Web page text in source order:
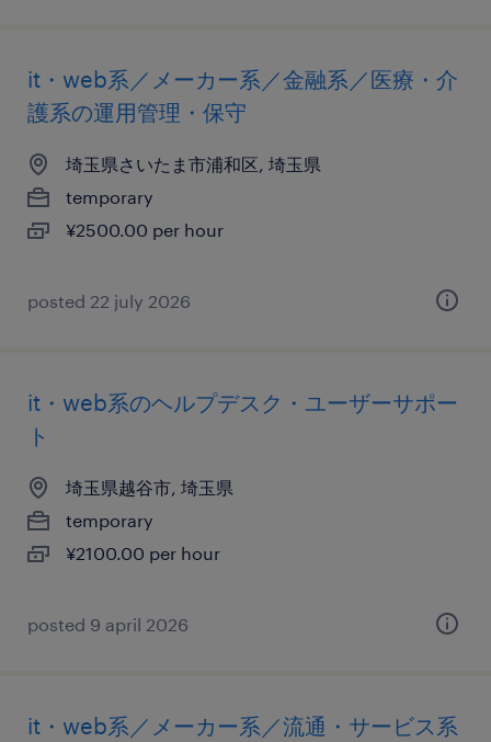
it・web系／メーカー系／金融系／医療・介
護系の運用管理・保守
埼玉県さいたま市浦和区, 埼玉県
temporary
¥2500.00 per hour
posted 22 july 2026
it・web系のヘルプデスク・ユーザーサポー
ト
埼玉県越谷市, 埼玉県
temporary
¥2100.00 per hour
posted 9 april 2026
it・web系／メーカー系／流通・サービス系